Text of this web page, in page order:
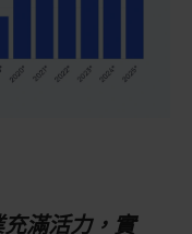
滿活力，實